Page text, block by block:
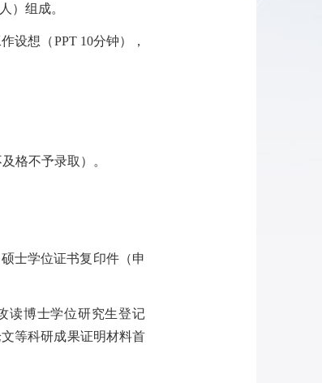
人）组成。
设想（PPT 10分钟），
格不予录取）。
硕士学位证书复印件（申
读博士学位研究生登记
等科研成果证明材料首